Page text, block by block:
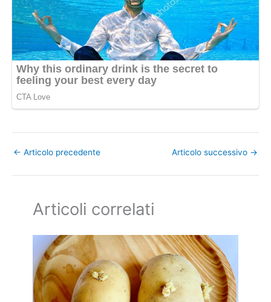
← Articolo precedente Articolo successivo →
Articoli correlati